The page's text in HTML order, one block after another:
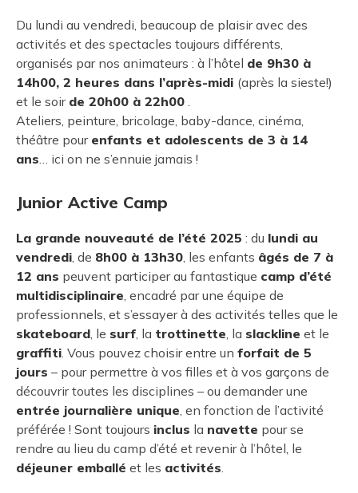
Du lundi au vendredi, beaucoup de plaisir avec des
activités et des spectacles toujours différents,
organisés par nos animateurs : à l’hôtel de 9h30 à
14h00, 2 heures dans l’après-midi (après la sieste!)
et le soir de 20h00 à 22h00
Ateliers, peinture, bricolage, baby-dance, cinéma,
théâtre pour enfants et adolescents de 3 à 14
ans … ici on ne s’ennuie jamais !
Junior Active Camp
La grande nouveauté de l’été 2025 : du lundi au
vendredi , de 8h00 à 13h30 , les enfants âgés de 7 à
12 ans peuvent participer au fantastique camp d’été
multidisciplinaire , encadré par une équipe de
professionnels, et s’essayer à des activités telles que le
skateboard , le surf , la trottinette , la slackline et le
graffiti . Vous pouvez choisir entre un forfait de 5
jours – pour permettre à vos filles et à vos garçons de
découvrir toutes les disciplines – ou demander une
entrée journalière unique , en fonction de l’activité
préférée ! Sont toujours inclus la navette pour se
rendre au lieu du camp d’été et revenir à l’hôtel, le
déjeuner emballé et les activités